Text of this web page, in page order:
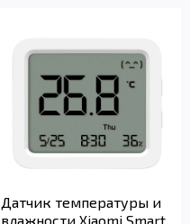
Датчик температуры и
влажности Xiaomi Smart